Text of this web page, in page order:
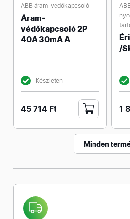
ABB áram-védőkapcsoló
Áram-
védőkapcsoló 2P
40A 30mA A
Készleten
45 714 Ft
/
1
Minden